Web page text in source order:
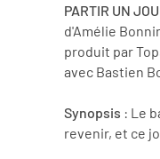
PARTIR UN
d'Amélie
produit par
avec Bastien
Synopsis : Le
revenir, et ce